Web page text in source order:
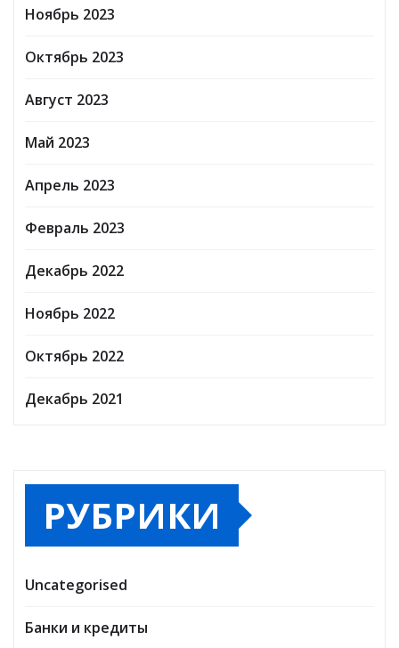
Ноябрь 2023
Октябрь 2023
Август 2023
Май 2023
Апрель 2023
Февраль 2023
Декабрь 2022
Ноябрь 2022
Октябрь 2022
Декабрь 2021
РУБРИКИ
Uncategorised
Банки и кредиты